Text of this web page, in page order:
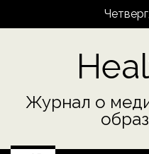
Журнал о